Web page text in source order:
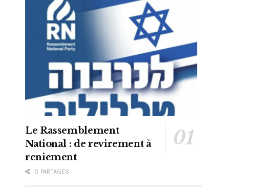
Le Rassemblement
National : de revirement à
reniement
0 PARTAGES